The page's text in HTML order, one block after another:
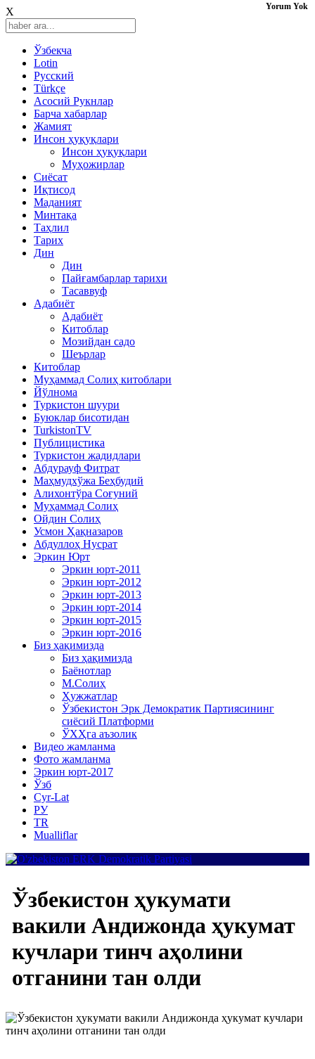
X
Ўзбекча
Lotin
Русский
Türkçe
Асосий Рукнлар
Барча хабарлар
Жамият
Инсон ҳуқуқлари
Инсон ҳуқуқлари
Муҳожирлар
Сиёсат
Иқтисод
Mаданият
Минтақа
Таҳлил
Тарих
Дин
Дин
Пайғамбарлар тарихи
Тасаввуф
Адабиёт
Адабиёт
Китоблар
Мозийдан садо
Шеърлар
Китоблар
Муҳаммад Солиҳ китоблари
Йўлнома
Туркистон шуури
Буюклар бисотидан
TurkistonTV
Публицистика
Туркистон жадидлари
Абдурауф Фитрат
Маҳмудхўжа Беҳбудий
Алихонтўра Соғуний
Муҳаммад Солиҳ
Ойдин Солиҳ
Усмон Ҳақназаров
Абдуллоҳ Нусрат
Эркин Юрт
Эркин юрт-2011
Эркин юрт-2012
Эркин юрт-2013
Эркин юрт-2014
Эркин юрт-2015
Эркин юрт-2016
Биз ҳақимизда
Биз ҳақимизда
Баёнотлар
М.Солиҳ
Ҳужжатлар
Ўзбекистон Эрк Демократик Партиясининг
сиёсий Платформи
ЎХҲга аъзолик
Видео жамланма
Фото жамланма
Эркин юрт-2017
Ўзб
Cyr-Lat
РУ
TR
Mualliflar
Ўзбекистон ҳукумати
вакили Андижонда ҳукумат
кучлари тинч аҳолини
отганини тан олди
Yorum Yok